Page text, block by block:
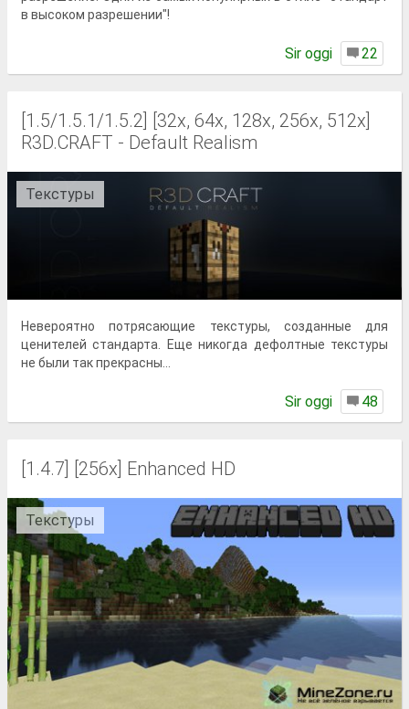
в высоком разрешении"!
Sir oggi 22
[1.5/1.5.1/1.5.2] [32x, 64x, 128x, 256x, 512x]
R3D.CRAFT - Default Realism
Текстуры
Невероятно потрясающие текстуры, созданные для
ценителей стандарта. Еще никогда дефолтные текстуры
не были так прекрасны...
Sir oggi 48
[1.4.7] [256x] Enhanced HD
Текстуры